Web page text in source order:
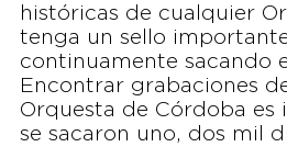
históricas de cualquier
tenga un sello
continuamente sacando
Encontrar grabaciones
Orquesta de Córdoba es
se sacaron uno, dos mil